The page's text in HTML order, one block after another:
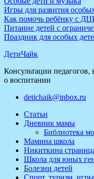
Игры для развития
Как помочь ребёнку с
Питание детей с
Праздник для особых
ДетиЧайк
Консультации
о воспитании
detichaik@inbox.ru
Статьи
Дневник мамы
Библиотека
Мамина школа
Никиткина
Школа для юных
Болезни детей
Спорт, туризм, игры